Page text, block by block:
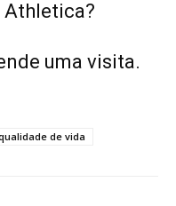
Athletica?
uma visita.
de vida